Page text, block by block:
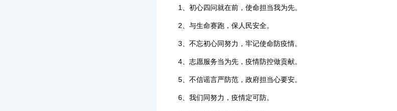
1、初心四问就在前，使命担当我为先。
2、与生命赛跑，保人民安全。
3、不忘初心同努力，牢记使命防疫情。
4、志愿服务当为先，疫情防控做贡献。
5、不信谣言严防范，政府担当心要安。
6、我们同努力，疫情定可防。